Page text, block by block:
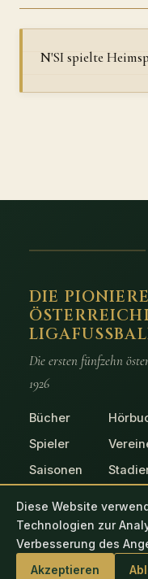
N'SI spielte
DIE
Die ersten fünfzehn
1926
Bücher
Spieler
Saisonen
© 2026 Die Pioniere
Impressum
Diese Website
Technologien zur
Verbesserung des
Akzeptieren